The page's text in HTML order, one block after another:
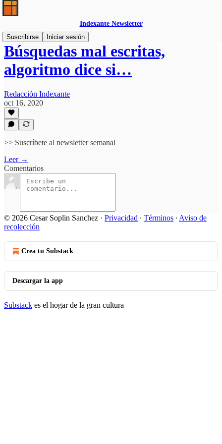
Indexante Newsletter
Suscribirse
Iniciar sesión
Búsquedas mal escritas,
algoritmo dice si…
Redacción Indexante
oct 16, 2020
>> Suscríbete al newsletter semanal
Leer →
Comentarios
© 2026 Cesar Soplin Sanchez · Privacidad ∙ Términos ∙ Aviso de
recolección
Crea tu Substack
Descargar la app
Substack es el hogar de la gran cultura